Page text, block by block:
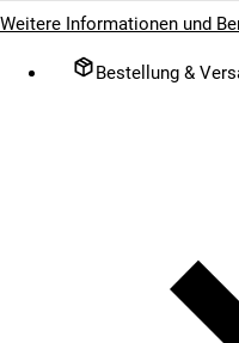
Weitere Informationen und
Bestellung &